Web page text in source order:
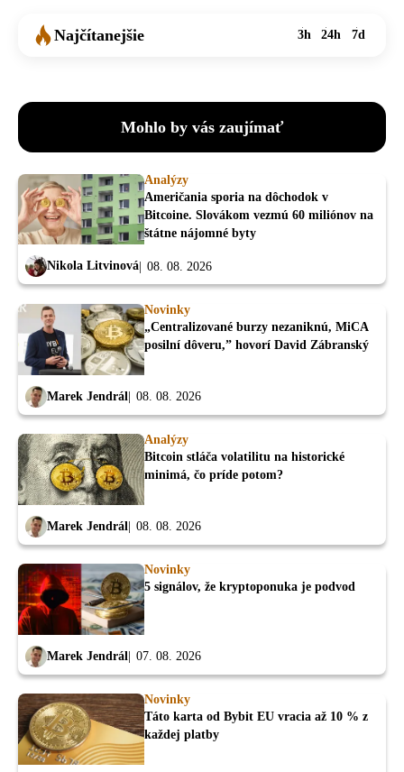
Najčítanejšie 3h 24h 7d
Mohlo by vás zaujímať
Analýzy
Američania sporia na dôchodok v
Bitcoine. Slovákom vezmú 60 miliónov na
štátne nájomné byty
Nikola Litvinová 08. 08. 2026
Novinky
„Centralizované burzy nezaniknú, MiCA
posilní dôveru,” hovorí David Zábranský
Marek Jendrál 08. 08. 2026
Analýzy
Bitcoin stláča volatilitu na historické
minimá, čo príde potom?
Marek Jendrál 08. 08. 2026
Novinky
5 signálov, že kryptoponuka je podvod
Marek Jendrál 07. 08. 2026
Novinky
Táto karta od Bybit EU vracia až 10 % z
každej platby